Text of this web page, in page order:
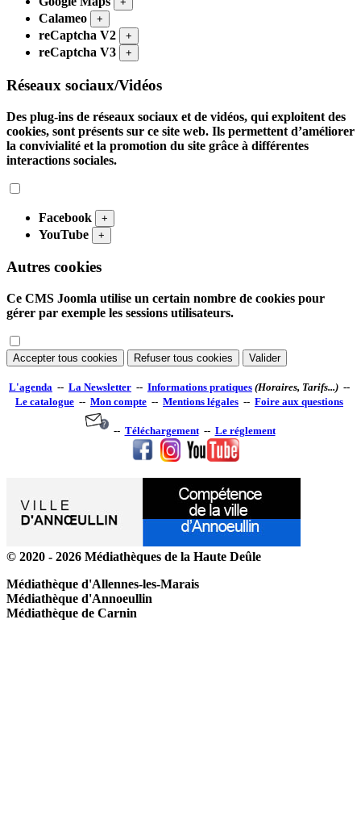
Calameo +
reCaptcha V2 +
reCaptcha V3 +
Réseaux sociaux/Vidéos
Des plug-ins de réseaux sociaux et de vidéos, qui exploitent des
cookies, sont présents sur ce site web. Ils permettent d’améliorer
la convivialité et la promotion du site grâce à différentes
interactions sociales.
Facebook +
YouTube +
Autres cookies
Ce CMS Joomla utilise un certain nombre de cookies pour
gérer par exemple les sessions utilisateurs.
Accepter tous cookies Refuser tous cookies Valider
L'agenda -- La Newsletter -- Informations pratiques (Horaires, Tarifs...) --
Le catalogue -- Mon compte -- Mentions légales -- Foire aux questions
-- Téléchargement-- Le réglement
© 2020 - 2026 Médiathèques de la Haute Deûle
Médiathèque d'Allennes-les-Marais
Médiathèque d'Annoeullin
Médiathèque de Carnin